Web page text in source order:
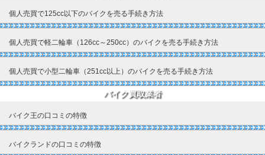
個人売買で125cc以下のバイクを売る手続き方法
個人売買で軽二輪車（126cc～250cc）のバイクを売る手続き方法
個人売買で小型二輪車（251cc以上）のバイクを売る手続き方法
バイク買取業者
バイク王の口コミの特徴
バイクランドの口コミの特徴